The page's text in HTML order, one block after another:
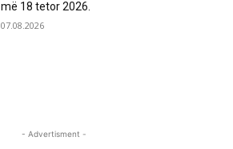
më 18 tetor 2026.
07.08.2026
- Advertisment -